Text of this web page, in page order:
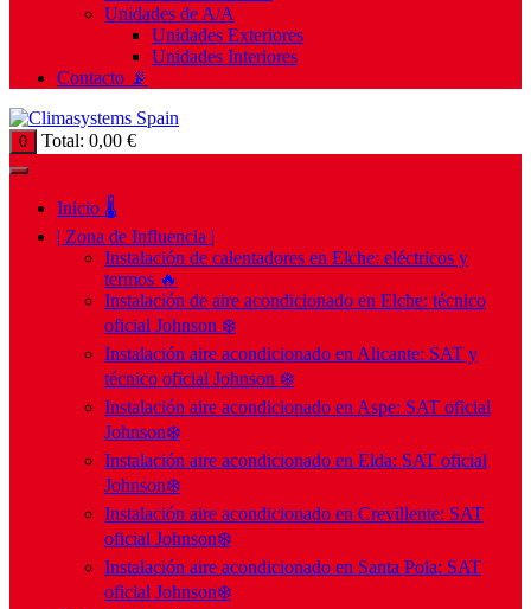
Unidades de A/A
Unidades Exteriores
Unidades Interiores
Contacto 📡
0 Total: 0,00 €
Inicio 🌡️
| Zona de Influencia |
Instalación de calentadores en Elche: eléctricos y
termos 🔥
Instalación de aire acondicionado en Elche: técnico
oficial Johnson ❄️
Instalación aire acondicionado en Alicante: SAT y
técnico oficial Johnson ❄️
Instalación aire acondicionado en Aspe: SAT oficial
Johnson❄️
Instalación aire acondicionado en Elda: SAT oficial
Johnson❄️
Instalación aire acondicionado en Crevillente: SAT
oficial Johnson❄️
Instalación aire acondicionado en Santa Pola: SAT
oficial Johnson❄️